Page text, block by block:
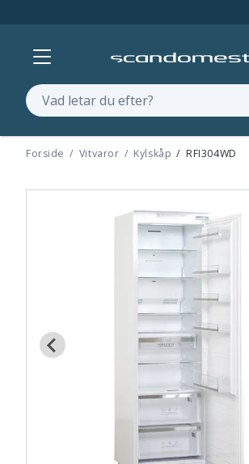
Vis menu
Søg
Forside Vitvaror Kylskåp RFI304WD